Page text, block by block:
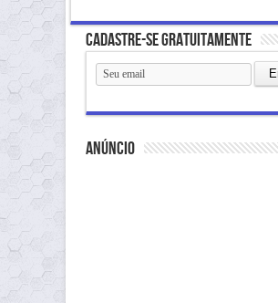
Cadastre-se gratuitamente
anúncio